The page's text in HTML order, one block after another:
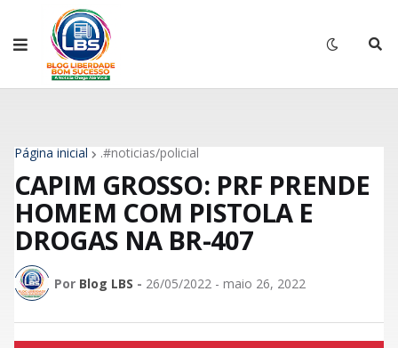
Página inicial .#noticias/policial
CAPIM GROSSO: PRF PRENDE
HOMEM COM PISTOLA E
DROGAS NA BR-407
Por Blog LBS - 26/05/2022 - maio 26, 2022